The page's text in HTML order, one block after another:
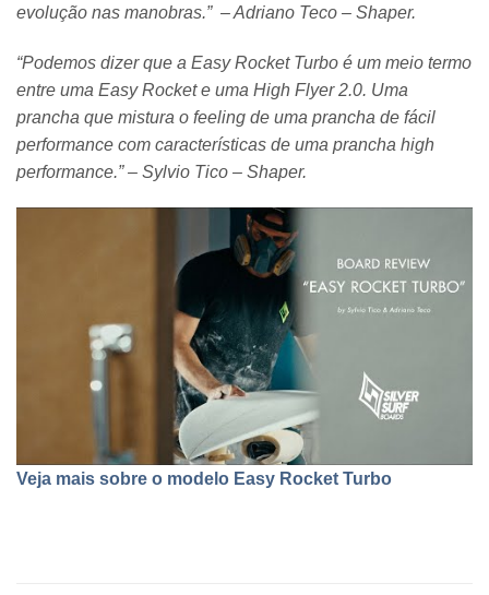
evolução nas manobras.” – Adriano Teco – Shaper.
“Podemos dizer que a Easy Rocket Turbo é um meio termo
entre uma Easy Rocket e uma High Flyer 2.0. Uma
prancha que mistura o feeling de uma prancha de fácil
performance com características de uma prancha high
performance.” – Sylvio Tico – Shaper.
Veja mais sobre o modelo Easy Rocket Turbo